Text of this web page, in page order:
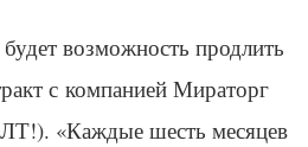
возможность продлить
с компанией Мираторг
«Каждые шесть месяцев